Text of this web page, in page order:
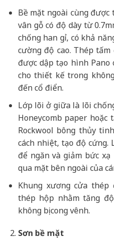
Bề mặt ngoài cùng
vân gỗ có độ dày từ
chống han gỉ, có khả
cường độ cao. Thép
được dập tạo hình Pano
cho thiết kế trong
đến cổ điển.
Lớp lõi ở giữa là lõi
Honeycomb paper
Rockwool bông thủy
cách nhiệt, tạo độ cứng.
để ngăn và giảm bức
qua mặt bên ngoài của
Khung xương cửa
thép hộp nhằm tăng
không bị cong vênh.
Sơn bề mặt